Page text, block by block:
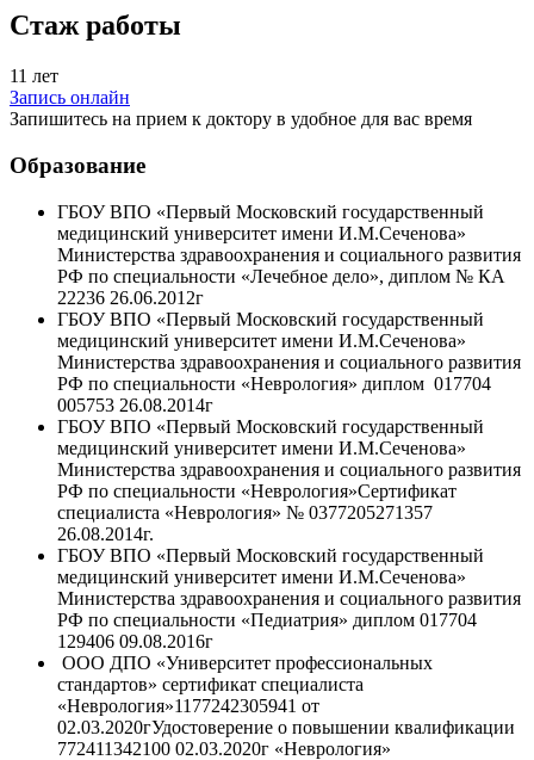
Стаж работы
11 лет
Запись онлайн
Запишитесь на прием к доктору в удобное для вас время
Образование
ГБОУ ВПО «Первый Московский государственный
медицинский университет имени И.М.Сеченова»
Министерства здравоохранения и социального развития
РФ по специальности «Лечебное дело», диплом № КА
22236 26.06.2012г
ГБОУ ВПО «Первый Московский государственный
медицинский университет имени И.М.Сеченова»
Министерства здравоохранения и социального развития
РФ по специальности «Неврология» диплом 017704
005753 26.08.2014г
ГБОУ ВПО «Первый Московский государственный
медицинский университет имени И.М.Сеченова»
Министерства здравоохранения и социального развития
РФ по специальности «Неврология»Сертификат
специалиста «Неврология» № 0377205271357
26.08.2014г.
ГБОУ ВПО «Первый Московский государственный
медицинский университет имени И.М.Сеченова»
Министерства здравоохранения и социального развития
РФ по специальности «Педиатрия» диплом 017704
129406 09.08.2016г
ООО ДПО «Университет профессиональных
стандартов» сертификат специалиста
«Неврология»1177242305941 от
02.03.2020гУдостоверение о повышении квалификации
772411342100 02.03.2020г «Неврология»